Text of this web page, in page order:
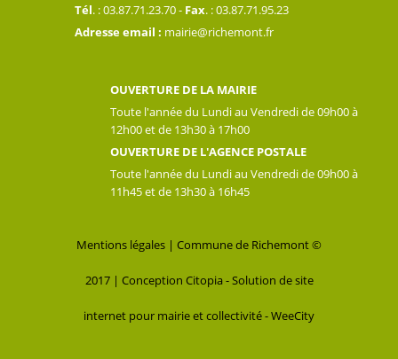
Tél. : 03.87.71.23.70 - Fax. : 03.87.71.95.23
Adresse email : mairie@richemont.fr
OUVERTURE DE LA MAIRIE
Toute l'année du Lundi au Vendredi de 09h00 à
12h00 et de 13h30 à 17h00
OUVERTURE DE L'AGENCE POSTALE
Toute l'année du Lundi au Vendredi de 09h00 à
11h45 et de 13h30 à 16h45
Mentions légales | Commune de Richemont ©
2017 | Conception Citopia-Solution de site
internet pour mairie et collectivité - WeeCity